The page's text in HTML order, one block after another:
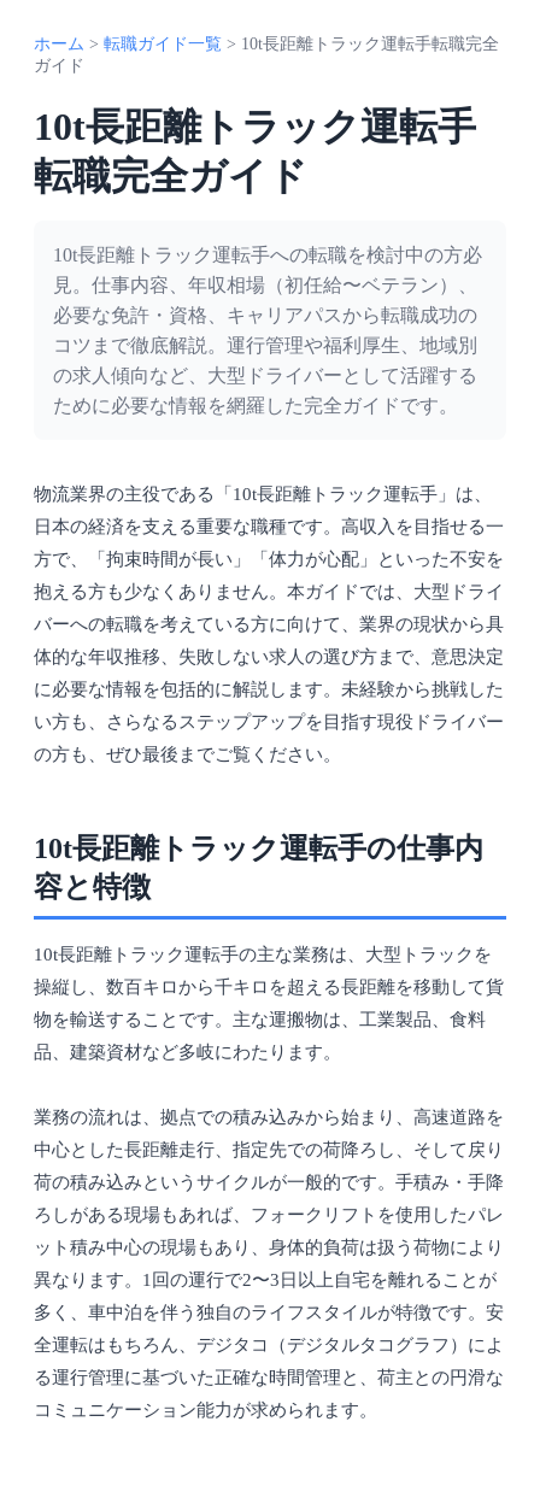
ホーム > 転職ガイド一覧 > 10t長距離トラック運転手転職完全
ガイド
10t長距離トラック運転手
転職完全ガイド
10t長距離トラック運転手への転職を検討中の方必
見。仕事内容、年収相場（初任給〜ベテラン）、
必要な免許・資格、キャリアパスから転職成功の
コツまで徹底解説。運行管理や福利厚生、地域別
の求人傾向など、大型ドライバーとして活躍する
ために必要な情報を網羅した完全ガイドです。
物流業界の主役である「10t長距離トラック運転手」は、
日本の経済を支える重要な職種です。高収入を目指せる一
方で、「拘束時間が長い」「体力が心配」といった不安を
抱える方も少なくありません。本ガイドでは、大型ドライ
バーへの転職を考えている方に向けて、業界の現状から具
体的な年収推移、失敗しない求人の選び方まで、意思決定
に必要な情報を包括的に解説します。未経験から挑戦した
い方も、さらなるステップアップを目指す現役ドライバー
の方も、ぜひ最後までご覧ください。
10t長距離トラック運転手の仕事内
容と特徴
10t長距離トラック運転手の主な業務は、大型トラックを
操縦し、数百キロから千キロを超える長距離を移動して貨
物を輸送することです。主な運搬物は、工業製品、食料
品、建築資材など多岐にわたります。
業務の流れは、拠点での積み込みから始まり、高速道路を
中心とした長距離走行、指定先での荷降ろし、そして戻り
荷の積み込みというサイクルが一般的です。手積み・手降
ろしがある現場もあれば、フォークリフトを使用したパレ
ット積み中心の現場もあり、身体的負荷は扱う荷物により
異なります。1回の運行で2〜3日以上自宅を離れることが
多く、車中泊を伴う独自のライフスタイルが特徴です。安
全運転はもちろん、デジタコ（デジタルタコグラフ）によ
る運行管理に基づいた正確な時間管理と、荷主との円滑な
コミュニケーション能力が求められます。